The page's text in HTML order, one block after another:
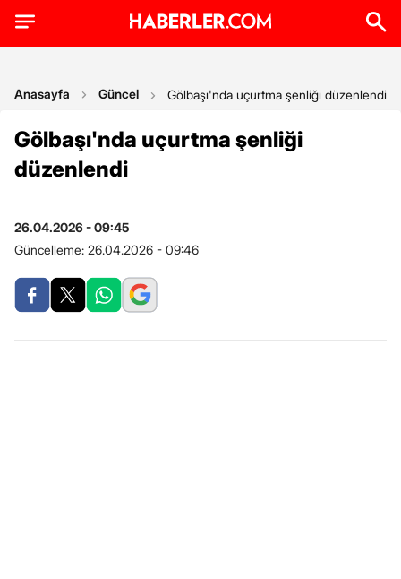
Anasayfa Güncel Gölbaşı'nda uçurtma şenliği düzenlendi
Gölbaşı'nda uçurtma şenliği
düzenlendi
26.04.2026 - 09:45
Güncelleme: 26.04.2026 - 09:46